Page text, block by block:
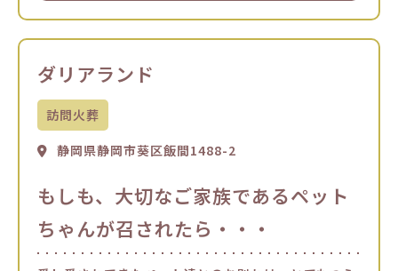
ダリアランド
訪問火葬
静岡県静岡市葵区飯間1488-2
もしも、大切なご家族であるペット
ちゃんが召されたら・・・